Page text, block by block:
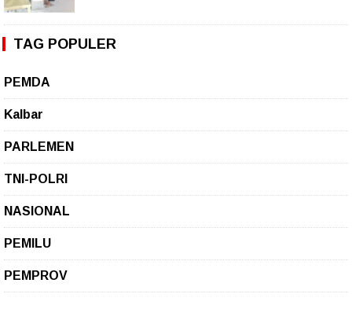
TAG POPULER
PEMDA
Kalbar
PARLEMEN
TNI-POLRI
NASIONAL
PEMILU
PEMPROV